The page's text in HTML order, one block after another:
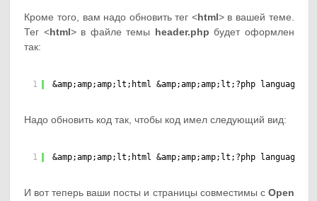
Кроме того, вам надо обновить тег <html> в вашей теме.
Тег <html> в файле темы header.php будет оформлен
так:
1 &amp;amp;amp;lt;html &amp;amp;amp;lt;?php
Надо обновить код так, чтобы код имел следующий вид:
1 &amp;amp;amp;lt;html &amp;amp;amp;lt;?php
И вот теперь ваши посты и страницы совместимы с Open